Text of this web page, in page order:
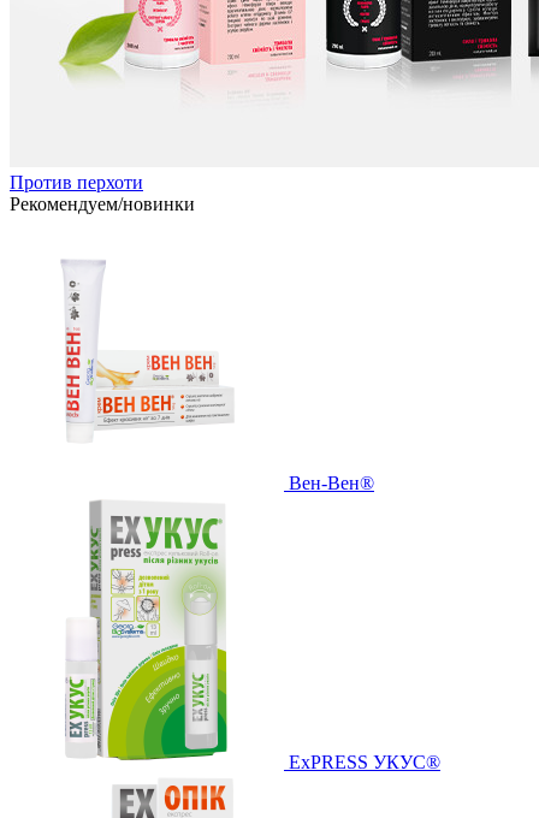
Против перхоти
Рекомендуем/новинки
Вен-Вен®
ExPRESS УКУС®